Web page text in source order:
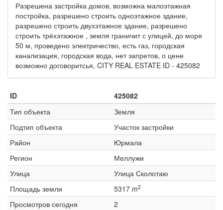
Разрешена застройка домов, возможна малоэтажная
постройка, разрешено строить одноэтажное здание,
разрешено строить двухэтажное здание, разрешено
строить трёхэтажное , земля граничит с улицей, до моря
50 м, проведено электричество, есть газ, городская
канализация, городская вода, нет запретов, о цене
возможно договоритсья, CITY REAL ESTATE ID - 425082
ID
425082
Тип объекта
Земля
Подтип объекта
Участок застройки
Район
Юрмала
Регион
Меллужи
Улица
Улица Сколотаю
Площадь земли
5317 m2
Просмотров сегодня
2